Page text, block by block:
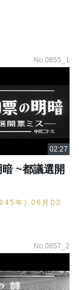
No.0855_1
~都議選開
45年) 06月03
No.0857_2